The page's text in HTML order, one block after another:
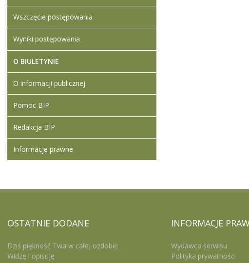
Wszczęcie postępowania
Wyniki postępowania
O BIULETYNIE
O informacji publicznej
Pomoc BIP
Redakcja BIP
Informacje prawne
OSTATNIE DODANE
Dziś piękność Twa w całej ozdobie
Widzę i opisuję
INFORMACJE
Wydawca serwisu
Polityka prywatności